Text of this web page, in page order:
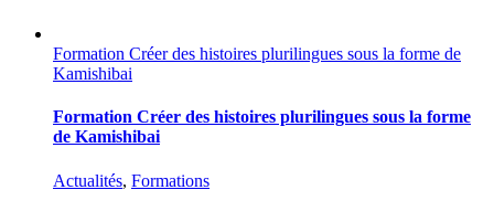
Formation Créer des histoires plurilingues sous la forme de
Kamishibai
Formation Créer des histoires plurilingues sous la forme
de Kamishibai
Actualités, Formations